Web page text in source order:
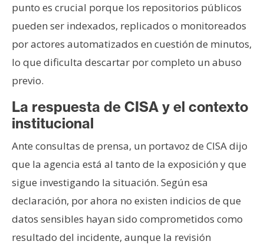
punto es crucial porque los repositorios públicos
pueden ser indexados, replicados o monitoreados
por actores automatizados en cuestión de minutos,
lo que dificulta descartar por completo un abuso
previo.
La respuesta de CISA y el contexto
institucional
Ante consultas de prensa, un portavoz de CISA dijo
que la agencia está al tanto de la exposición y que
sigue investigando la situación. Según esa
declaración, por ahora no existen indicios de que
datos sensibles hayan sido comprometidos como
resultado del incidente, aunque la revisión